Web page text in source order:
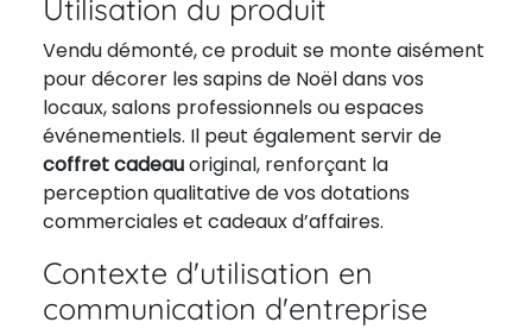
Utilisation du produit
Vendu démonté, ce produit se monte aisément
pour décorer les sapins de Noël dans vos
locaux, salons professionnels ou espaces
événementiels. Il peut également servir de
coffret cadeauoriginal, renforçant la
perception qualitative de vos dotations
commerciales et cadeaux d’affaires.
Contexte d'utilisation en
communication d'entreprise